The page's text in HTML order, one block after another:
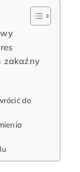
zakaźny
do